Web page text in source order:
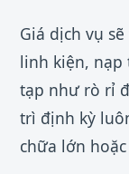
Giá dịch vụ
linh kiện, nạp
tạp như rò rỉ
trì định kỳ
chữa lớn